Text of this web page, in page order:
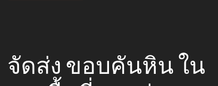
จัดส่ง ขอบคันหิน ใน